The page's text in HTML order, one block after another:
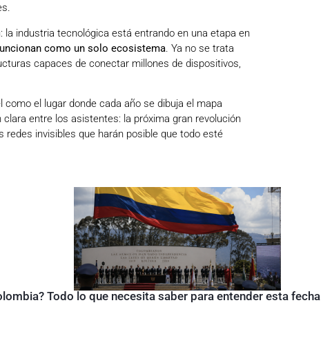
industria tecnológica está entrando en una etapa en
como un solo ecosistema. Ya no se trata
capaces de conectar millones de dispositivos,
el lugar donde cada año se dibuja el mapa
entre los asistentes: la próxima gran revolución
invisibles que harán posible que todo esté
Todo lo que necesita saber para entender esta fecha